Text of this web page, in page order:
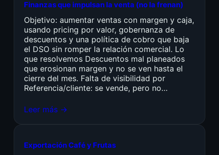
Finanzas que impulsan la venta (no la frenan)
Objetivo: aumentar ventas con margen y caja,
usando pricing por valor, gobernanza de
descuentos y una política de cobro que baja
el DSO sin romper la relación comercial. Lo
que resolvemos Descuentos mal planeados
que erosionan margen y no se ven hasta el
cierre del mes. Falta de visibilidad por
Referencia/cliente: se vende, pero no…
Leer más →
Exportación Café y Frutas